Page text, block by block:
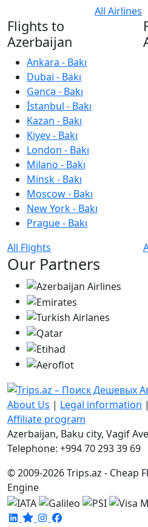
All Airlines
Flights to
Azerbaijan
Ankara - Bakı
Dubai - Bakı
Gəncə - Bakı
İstanbul - Bakı
Kazan - Bakı
Kiyev - Bakı
London - Bakı
Milano - Bakı
Minsk - Bakı
Moscow - Bakı
New York - Bakı
Prague - Bakı
All Flights
Our Partners
About Us | Legal information |
Affiliate program
Azerbaijan, Baku city, Vagif
Telephone: +994 70 293 39 69
© 2009-2026 Trips.az - Cheap
Engine